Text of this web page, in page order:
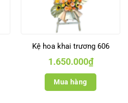
Kệ hoa khai trương 606
1.650.000₫
Mua hàng